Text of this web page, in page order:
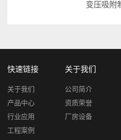
变压吸附
快速链接
关于我们
产品中心
行业应用
工程案例
关于我们
公司简介
资质荣誉
厂房设备